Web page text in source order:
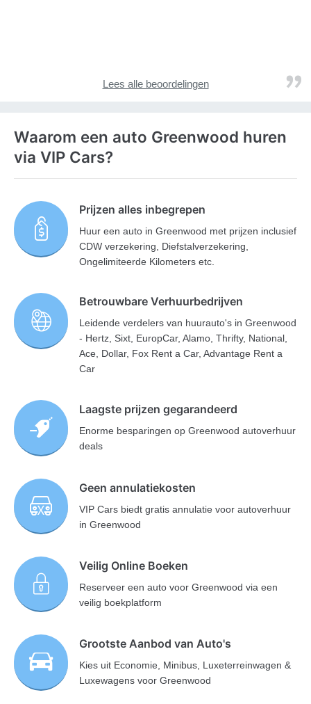
Lees alle beoordelingen
Waarom een auto Greenwood huren
via VIP Cars?
Prijzen alles inbegrepen
Huur een auto in Greenwood met prijzen inclusief
CDW verzekering, Diefstalverzekering,
Ongelimiteerde Kilometers etc.
Betrouwbare Verhuurbedrijven
Leidende verdelers van huurauto's in Greenwood
- Hertz, Sixt, EuropCar, Alamo, Thrifty, National,
Ace, Dollar, Fox Rent a Car, Advantage Rent a
Car
Laagste prijzen gegarandeerd
Enorme besparingen op Greenwood autoverhuur
deals
Geen annulatiekosten
VIP Cars biedt gratis annulatie voor autoverhuur
in Greenwood
Veilig Online Boeken
Reserveer een auto voor Greenwood via een
veilig boekplatform
Grootste Aanbod van Auto's
Kies uit Economie, Minibus, Luxeterreinwagen &
Luxewagens voor Greenwood